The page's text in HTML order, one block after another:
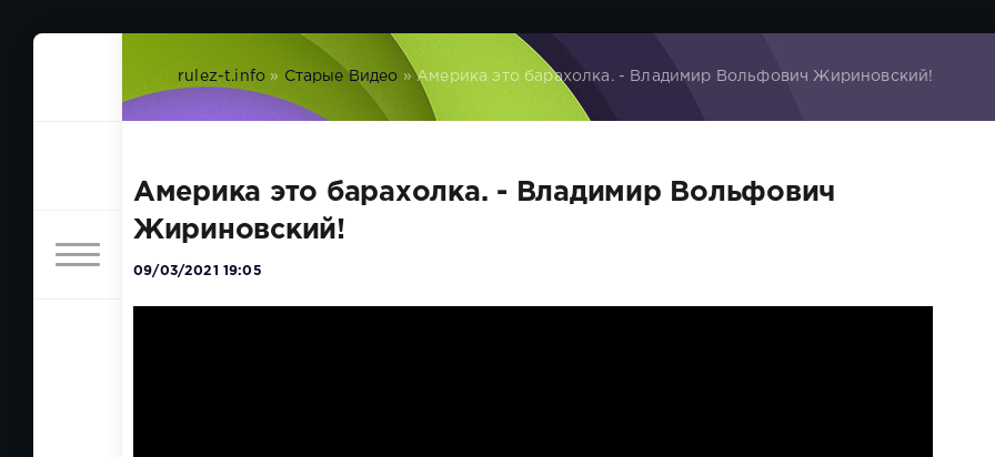
rulez-t.info » Старые Видео » Америка это барахолка. - Владимир Вольфович Жириновский!
Америка это барахолка. - Владимир Вольфович
Жириновский!
09/03/2021 19:05